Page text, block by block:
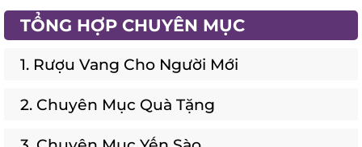
TỔNG HỢP CHUYÊN MỤC
1. Rượu Vang Cho Người Mới
2. Chuyên Mục Quà Tặng
3. Chuyên Mục Yến Sào